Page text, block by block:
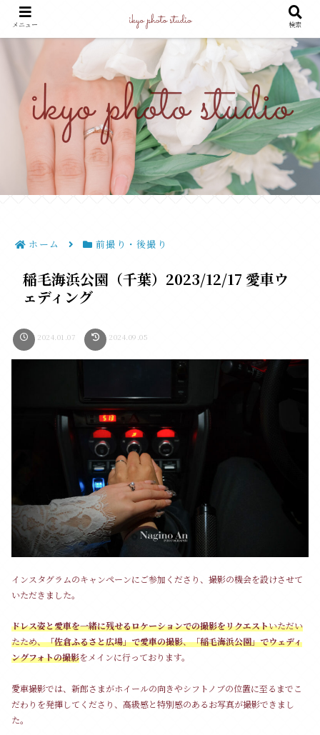
よりどころになる世界をキリトル
ホーム 前撮り・後撮り
稲毛海浜公園（千葉）2023/12/17 愛車ウ
ェディング
2024.01.07 2024.09.05
インスタグラムのキャンペーンにご参加くださり、撮影の機会を設けさせて
いただきました。
ドレス姿と愛車を一緒に残せるロケーションでの撮影をリクエストいただい
たため、「佐倉ふるさと広場」で愛車の撮影、「稲毛海浜公園」でウェディ
ングフォトの撮影をメインに行っております。
愛車撮影では、新郎さまがホイールの向きやシフトノブの位置に至るまでこ
だわりを発揮してくださり、高級感と特別感のあるお写真が撮影できまし
た。
メニュー 検索